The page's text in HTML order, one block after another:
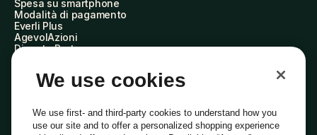
Spesa su smartphone
Modalità di pagamento
Everli Plus
AgevolAzioni
Diventa Partner
Everli Shoppers
About Us
Everli News
Domande frequenti
We use cookies
We use first- and third-party cookies to understand how you
use our site and to offer a personalized shopping experience